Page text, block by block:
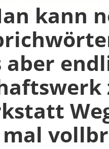
kann
aber